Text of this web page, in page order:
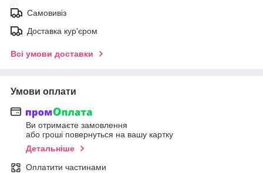
Самовивіз
Доставка кур'єром
Всі умови доставки
Умови оплати
Ви отримаєте замовлення
або гроші повернуться на вашу картку
Детальніше
Оплатити частинами